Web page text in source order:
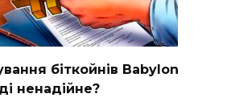
біткойнів Babylon
ненадійне?